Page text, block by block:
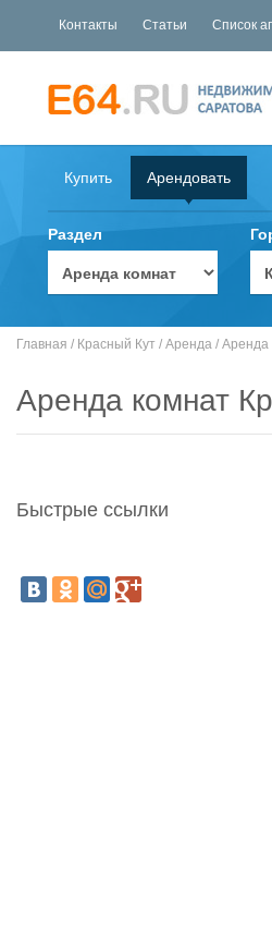
Контакты Статьи Список
Купить Арендовать
Раздел
Главная / Красный Кут / Аренда / Аренда
Аренда комнат
Быстрые ссылки